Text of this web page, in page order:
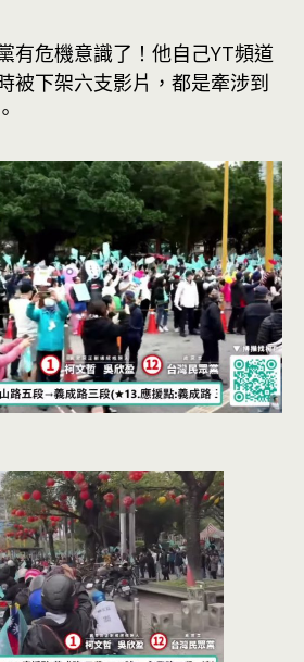
有危機意識了！他自己YT頻道
被下架六支影片，都是牽涉到